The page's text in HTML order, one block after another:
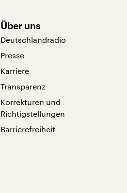
Über uns
Deutschlandradio
Presse
Karriere
Transparenz
Korrekturen und
Richtigstellungen
Barrierefreiheit